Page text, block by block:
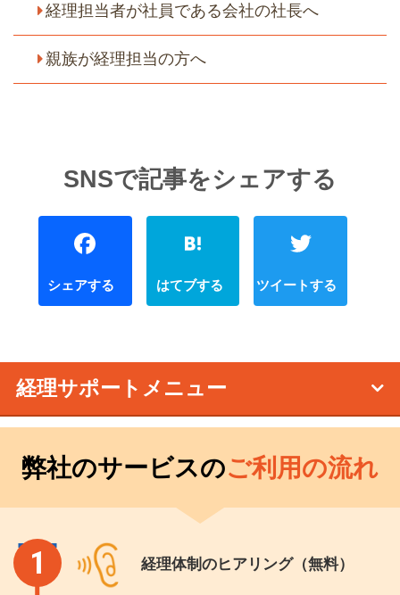
経理担当者が社員である会社の社長へ
親族が経理担当の方へ
FacebookHatena
経理サポートメニュー
弊社のサービスのご利用の流れ
1 経理体制のヒアリング（無料）